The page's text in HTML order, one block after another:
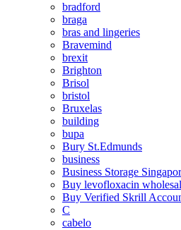
bradford
braga
bras and lingeries
Bravemind
brexit
Brighton
Brisol
bristol
Bruxelas
building
bupa
Bury St.Edmunds
business
Business Storage
Buy levofloxacin
Buy Verified Skrill
C
cabelo